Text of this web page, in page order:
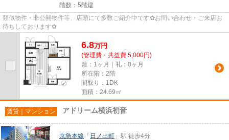
階数：5階建
類似物件・非公開物件等、店頭にて多数ご紹介中です✿お問い合わせ・ご来店お
待ちしております✿
6.8万円
(管理費・共益費 5,000円)
敷：1ヶ月｜礼：0ヶ月
所在階：2階
間取り：1DK
面積：24.69㎡
賃貸｜マンション アドリーム横浜初音
京急本線 「 日ノ出町 」駅 徒歩4分